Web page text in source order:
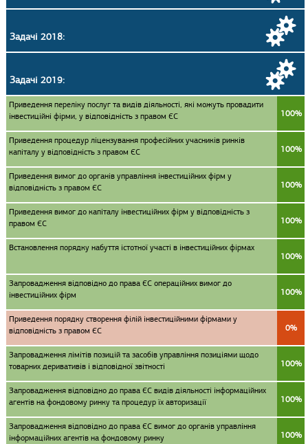
Задачі 2018:
Задачі 2019:
Приведення переліку послуг та видів діяльності, які можуть провадити
інвестиційні фірми, у відповідність з правом ЄС
100%
Приведення процедур ліцензування професійних учасників ринків
капіталу у відповідність з правом ЄС
100%
Приведення вимог до органів управління інвестиційних фірм у
відповідність з правом ЄС
100%
Приведення вимог до капіталу інвестиційних фірм у відповідність з
правом ЄС
100%
Встановлення порядку набуття істотної участі в інвестиційних фірмах
100%
Запровадження відповідно до права ЄС операційних вимог до
інвестиційних фірм
100%
Приведення порядку створення філій інвестиційними фірмами у
відповідність з правом ЄС
0%
Запровадження лімітів позицій та засобів управління позиціями щодо
товарних деривативів і відповідної звітності
100%
Запровадження відповідно до права ЄС видів діяльності інформаційних
агентів на фондовому ринку та процедур їх авторизації
100%
Запровадження відповідно до права ЄС вимог до органів управління
інформаційних агентів на фондовому ринку
100%